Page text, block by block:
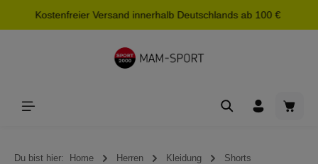
springen
Kostenfreier Versand innerhalb Deutschlands ab 100 €
Du bist hier: Home Herren Kleidung Shorts